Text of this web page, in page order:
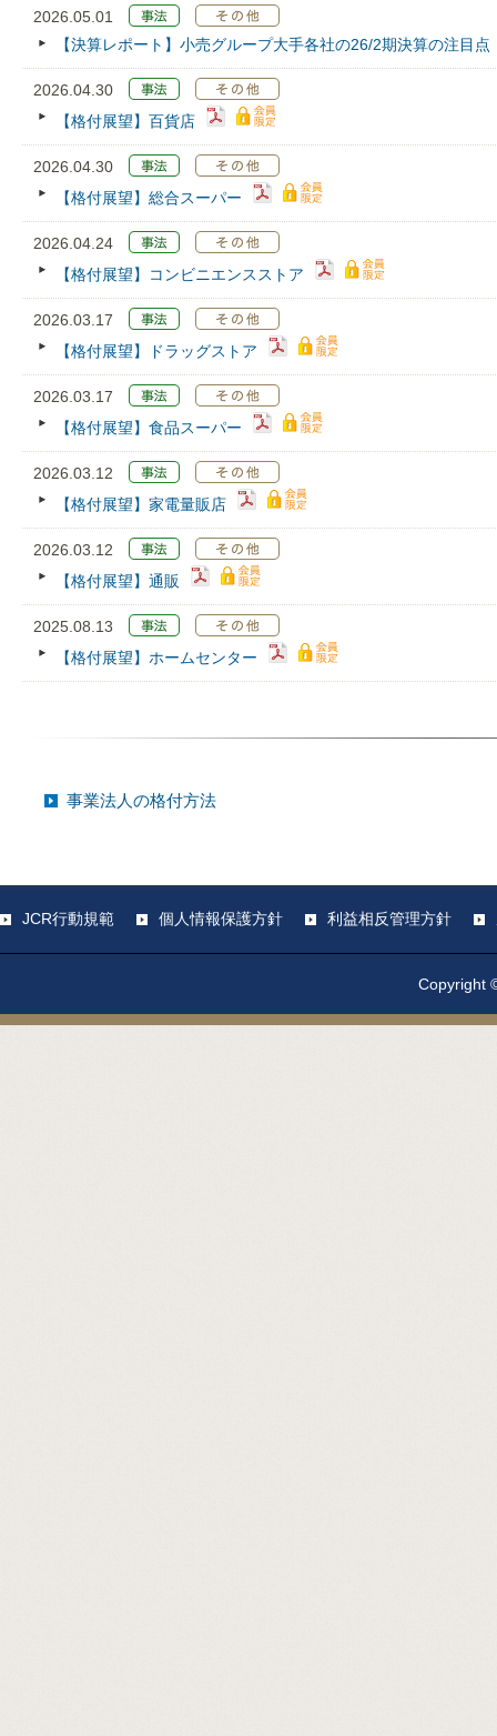
2026.05.01
【決算レポート】小売グループ大手各社の26/2期決算の注目点
2026.04.30
【格付展望】百貨店
2026.04.30
【格付展望】総合スーパー
2026.04.24
【格付展望】コンビニエンスストア
2026.03.17
【格付展望】ドラッグストア
2026.03.17
【格付展望】食品スーパー
2026.03.12
【格付展望】家電量販店
2026.03.12
【格付展望】通販
2025.08.13
【格付展望】ホームセンター
事業法人の格付方法
JCR行動規範 個人情報保護方針 利益相反管理方針
Copyright